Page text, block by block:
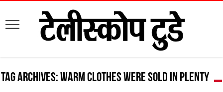
Tag Archives:warm clothes were sold in plenty